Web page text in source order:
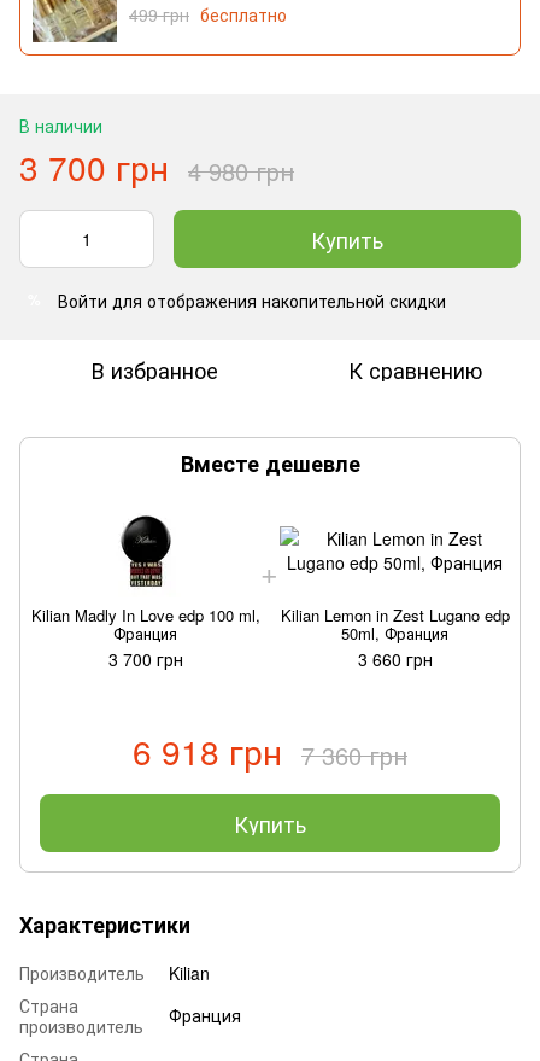
499 грн бесплатно
В наличии
3 700 грн 4 980 грн
Купить
Войти для отображения накопительной скидки
В избранное К сравнению
Вместе дешевле
Kilian Madly In Love edp 100 ml,
Франция
3 700 грн
Kilian Lemon in Zest Lugano edp
50ml, Франция
3 660 грн
6 918 грн 7 360 грн
Купить
Характеристики
Производитель
Kilian
Страна
производитель
Франция